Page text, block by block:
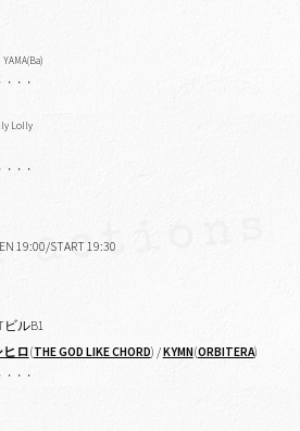
・・・
Lolly
・・・
19:00/START 19:30
ルB1
ロ(THE GOD LIKE CHORD) /KYMN(ORBITERA)
・・・